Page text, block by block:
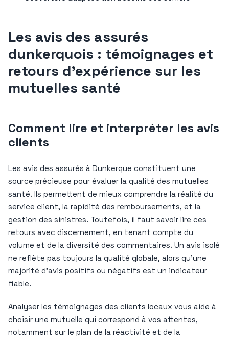
Les avis des assurés
dunkerquois : témoignages et
retours d’expérience sur les
mutuelles santé
Comment lire et interpréter les avis
clients
Les avis des assurés à Dunkerque constituent une
source précieuse pour évaluer la qualité des mutuelles
santé. Ils permettent de mieux comprendre la réalité du
service client, la rapidité des remboursements, et la
gestion des sinistres. Toutefois, il faut savoir lire ces
retours avec discernement, en tenant compte du
volume et de la diversité des commentaires. Un avis isolé
ne reflète pas toujours la qualité globale, alors qu’une
majorité d’avis positifs ou négatifs est un indicateur
fiable.
Analyser les témoignages des clients locaux vous aide à
choisir une mutuelle qui correspond à vos attentes,
notamment sur le plan de la réactivité et de la